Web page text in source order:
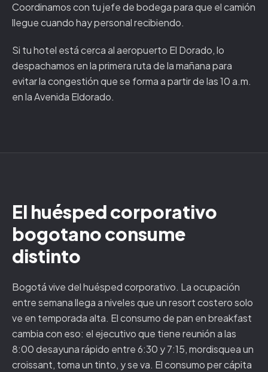
Coordinamos con tu jefe de bodega para que el camión
llegue cuando hay personal recibiendo.
Si tu hotel está cerca al aeropuerto El Dorado, lo
despachamos en la primera ruta de la mañana para
evitar la congestión que se forma a partir de las 10 a.m.
en la Avenida Eldorado.
El huésped corporativo
bogotano consume
distinto
Bogotá vive del huésped corporativo. La ocupación
entre semana llega a niveles que un resort costero solo
ve en temporada alta. El consumo de pan en breakfast
cambia con eso: el ejecutivo que tiene reunión a las
8:00 desayuna rápido entre 6:30 y 7:15, mordisquea un
croissant, toma un tinto, y se va. El consumo per cápita